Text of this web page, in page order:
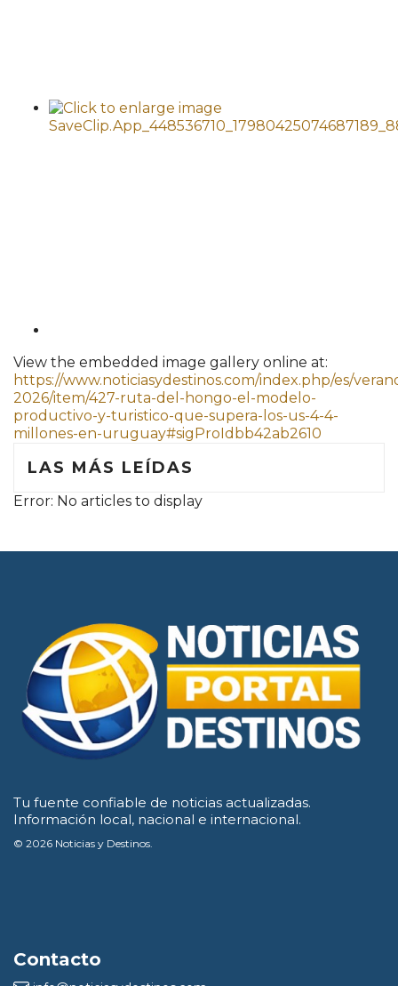
View the embedded image gallery online at:
https://www.noticiasydestinos.com/index.php/es/
2026/item/427-ruta-del-hongo-el-modelo-
productivo-y-turistico-que-supera-los-us-4-4-
millones-en-uruguay#sigProIdbb42ab2610
LAS MÁS LEÍDAS
Error: No articles to display
Tu fuente confiable de noticias actualizadas.
Información local, nacional e internacional.
© 2026 Noticias y Destinos.
Contacto